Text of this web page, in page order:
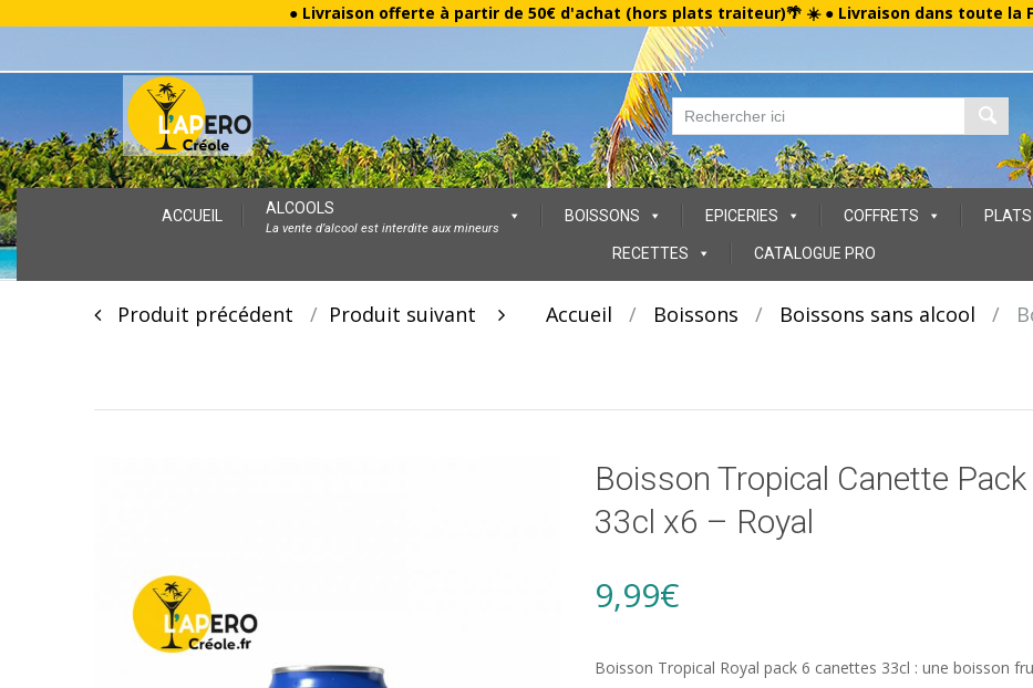
● Livraison offerte à partir de 50€ d'achat (hors plats traiteur)🌴 ☀️ ● Livraison dans toute la
Skip
to
content
ACCUEIL ALCOOLS
La vente d’alcool est interdite aux mineurs
BOISSONS EPICERIES COFFRETS
RECETTES CATALOGUE PRO
Post
Produit précédent Produit suivant Accueil / Boissons / Boissons sans alcool /
Boisson Tropical Canette Pack
33cl x6 – Royal
9,99€
Boisson Tropical Royal pack 6 canettes 33cl : une boisson